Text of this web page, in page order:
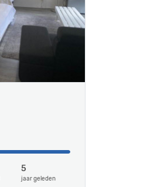
5
jaar geleden